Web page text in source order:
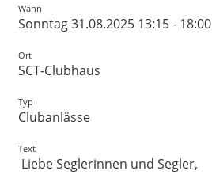
Wann
Sonntag 31.08.2025 13:15 - 18:00
Ort
SCT-Clubhaus
Typ
Clubanlässe
Text
Liebe Seglerinnen und Segler,